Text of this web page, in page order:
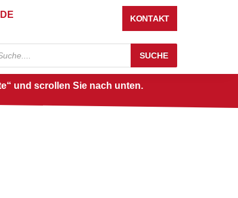
DE KONTAKT
SUCHE
und scrollen Sie nach unten.